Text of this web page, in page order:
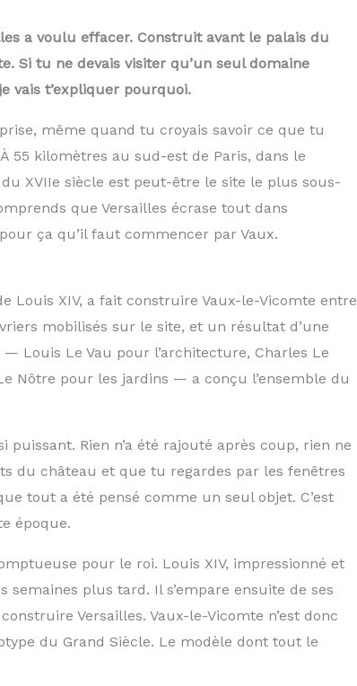
a voulu effacer. Construit avant le palais du
Si tu ne devais visiter qu’un seul domaine
vais t’expliquer pourquoi.
même quand tu croyais savoir ce que tu
55 kilomètres au sud-est de Paris, dans le
XVIIe siècle est peut-être le site le plus sous-
que Versailles écrase tout dans
ça qu’il faut commencer par Vaux.
Louis XIV, a fait construire Vaux-le-Vicomte entre
mobilisés sur le site, et un résultat d’une
Louis Le Vau pour l’architecture, Charles Le
Nôtre pour les jardins — a conçu l’ensemble du
Rien n’a été rajouté après coup, rien ne
du château et que tu regardes par les fenêtres
tout a été pensé comme un seul objet. C’est
époque.
pour le roi. Louis XIV, impressionné et
plus tard. Il s’empare ensuite de ses
Versailles. Vaux-le-Vicomte n’est donc
du Grand Siècle. Le modèle dont tout le